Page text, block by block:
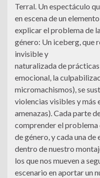
Terral. Un espectáculo
en escena de un
explicar el problema de
género: Un iceberg, que
invisible y
naturalizada de
emocional, la
micromachismos), se
violencias visibles y más
amenazas). Cada parte
comprender el problema
de género, y cada una
dentro de nuestro
los que nos mueven a
escenario en aportar un